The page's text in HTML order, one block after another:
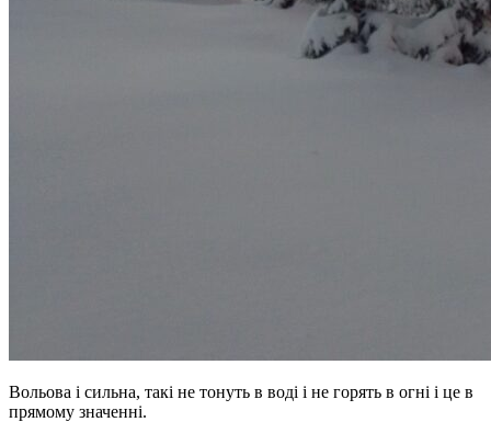
Вольова і сильна, такі не тонуть в воді і не горять в огні і це в
прямому значенні.